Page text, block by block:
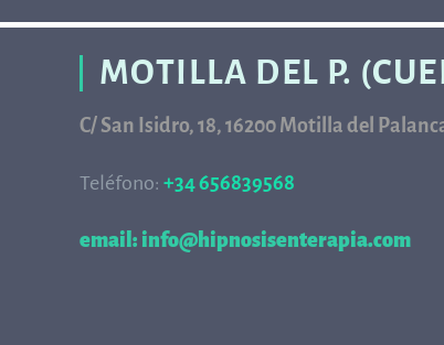
MOTILLA DEL P.
C/ San Isidro, 18, 16200 Motilla del
Teléfono: +34 656839568
email: info@hipnosisenterapia.com